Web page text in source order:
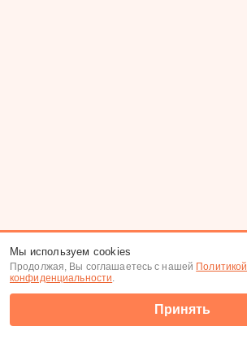
Мы используем cookies
Продолжая, Вы соглашаетесь с нашей Политикой
конфиденциальности.
Принять